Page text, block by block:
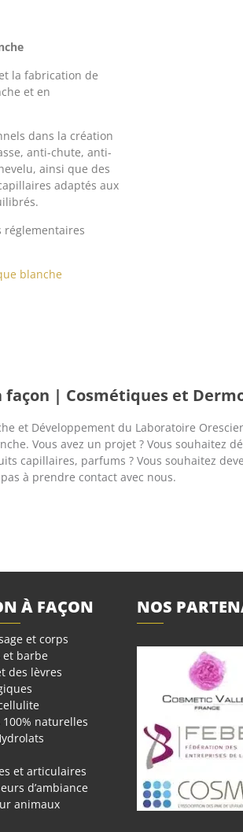
la fabrication de
et en
dans la création
anti-chute, anti-
ainsi que des
adaptés aux
réglementaires
blanche
façon | Cosmétiques et
et Développement du Laboratoire
Vous avez un projet ? Vous souhaitez
capillaires, parfums ? Vous souhaitez
à prendre contact avec nous.
À FAÇON
et corps
et barbe
des lèvres
100% naturelles
et articulaires
d’ambiance
animaux
NOS